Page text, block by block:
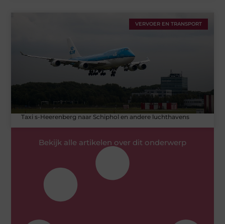
VERVOER EN TRANSPORT
Taxi s-Heerenberg naar Schiphol en andere luchthavens
Bekijk alle artikelen over dit onderwerp